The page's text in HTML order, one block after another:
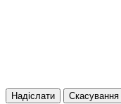
Надіслати Скасування